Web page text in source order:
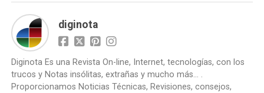
diginota
Diginota Es una Revista On-line, Internet, tecnologías, con los
trucos y Notas insólitas, extrañas y mucho más... .
Proporcionamos Noticias Técnicas, Revisiones, consejos,